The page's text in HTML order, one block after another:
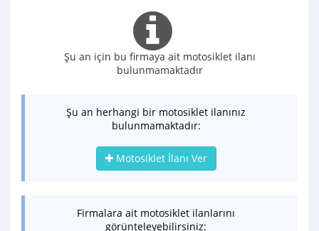
Şu an için bu firmaya ait motosiklet ilanı
bulunmamaktadır
Şu an herhangi bir motosiklet ilanınız
bulunmamaktadır:
Motosiklet İlanı Ver
Firmalara ait motosiklet ilanlarını
görünteleyebilirsiniz: